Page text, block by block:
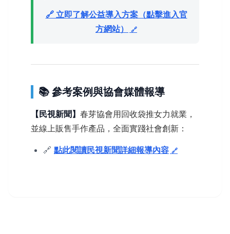
🔗 立即了解公益導入方案（點擊進入官
方網站）
📚 參考案例與協會媒體報導
【民視新聞】 春芽協會用回收袋推女力就業，
並線上販售手作產品，全面實踐社會創新：
🔗 點此閱讀民視新聞詳細報導內容